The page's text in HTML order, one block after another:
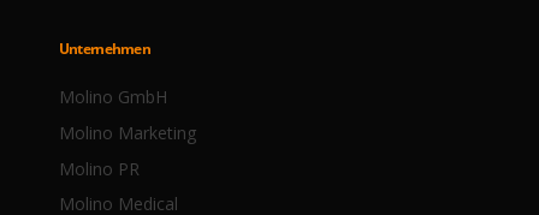
Unternehmen
Molino GmbH
Molino Marketing
Molino PR
Molino Medical